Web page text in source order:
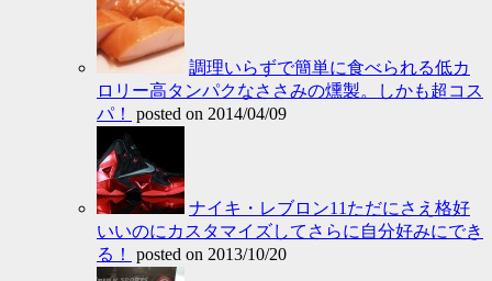
調理いらずで簡単に食べられる低カ
ロリー高タンパクなささみの燻製。しかも超コス
パ！
posted on 2014/04/09
ナイキ・レブロン11ただにさえ格好
いいのにカスタマイズしてさらに自分好みにでき
る！
posted on 2013/10/20